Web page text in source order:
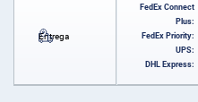
Entrega
FedEx Connect
Plus:
FedEx Priority:
UPS:
DHL Express: